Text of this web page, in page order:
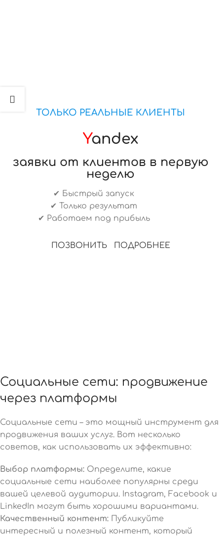
ТОЛЬКО РЕАЛЬНЫЕ КЛИЕНТЫ
Yandex
заявки от клиентов в первую
неделю
✔ Быстрый запуск
✔ Только результат
✔ Работаем под прибыль
ПОЗВОНИТЬ ПОДРОБНЕЕ
Социальные сети: продвижение
через платформы
Социальные сети – это мощный инструмент для
продвижения ваших услуг. Вот несколько
советов, как использовать их эффективно:
Выбор платформы: Определите, какие
социальные сети наиболее популярны среди
вашей целевой аудитории. Instagram, Facebook и
LinkedIn могут быть хорошими вариантами.
Качественный контент: Публикуйте
интересный и полезный контент, который